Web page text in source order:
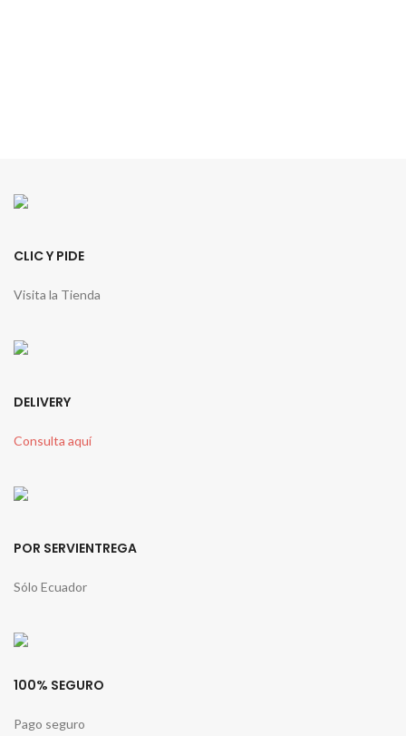
CLIC Y PIDE
Visita la Tienda
DELIVERY
Consulta aquí
POR SERVIENTREGA
Sólo Ecuador
100% SEGURO
Pago seguro